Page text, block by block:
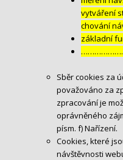
vytváření
chování
základní
…………………
Sběr cookies za
považováno za
zpracování je
oprávněného
písm. f) Nařízení.
Cookies, které
návštěvnosti